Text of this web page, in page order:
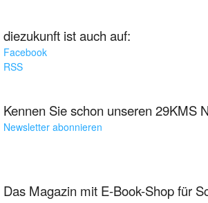
diezukunft ist auch auf:
Facebook
RSS
Kennen Sie schon unseren 29KMS
Newsletter abonnieren
Das Magazin mit E-Book-Shop für